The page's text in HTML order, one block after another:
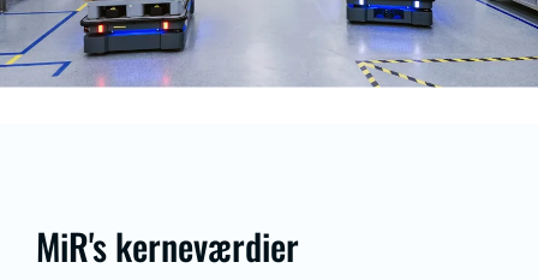
MiR's kerneværdier